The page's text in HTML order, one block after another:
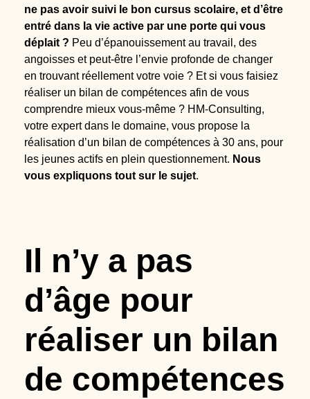
ne pas avoir suivi le bon cursus scolaire, et d’être
entré dans la vie active par une porte qui vous
déplait ? Peu d’épanouissement au travail, des
angoisses et peut-être l’envie profonde de changer
en trouvant réellement votre voie ? Et si vous faisiez
réaliser un bilan de compétences afin de vous
comprendre mieux vous-même ? HM-Consulting,
votre expert dans le domaine, vous propose la
réalisation d’un bilan de compétences à 30 ans, pour
les jeunes actifs en plein questionnement. Nous
vous expliquons tout sur le sujet.
Il n’y a pas
d’âge pour
réaliser un bilan
de compétences